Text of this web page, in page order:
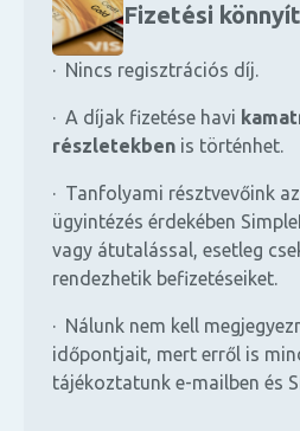
Fizetési
· Nincs regisztrációs díj.
· A díjak fizetése havi
részletekben is történhet.
· Tanfolyami résztvevőink
ügyintézés érdekében
vagy átutalással, esetleg
rendezhetik befizetéseiket.
· Nálunk nem kell
időpontjait, mert erről is
tájékoztatunk e-mailben és